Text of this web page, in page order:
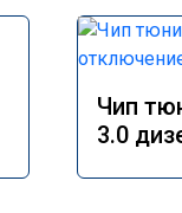
Чип
3.0